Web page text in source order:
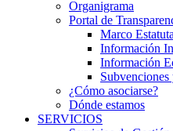
Organigrama
Portal de
Marco
Información
Información
¿Cómo asociarse?
Dónde estamos
SERVICIOS